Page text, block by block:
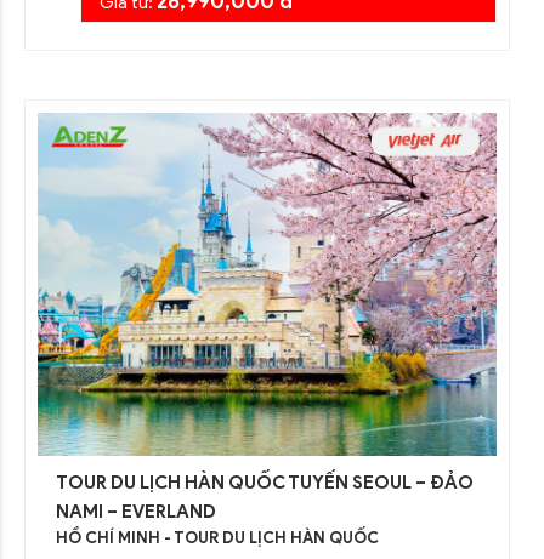
TOUR DU LỊCH HÀN QUỐC TUYẾN SEOUL – ĐẢO
NAMI – EVERLAND
HỒ CHÍ MINH - TOUR DU LỊCH HÀN QUỐC